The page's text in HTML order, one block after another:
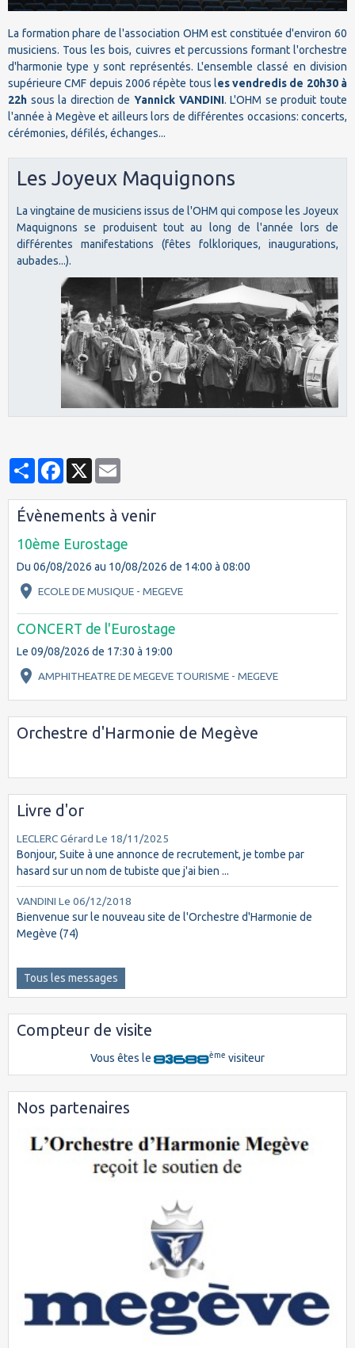
La formation phare de l'association OHM est constituée d'environ 60
musiciens. Tous les bois, cuivres et percussions formant l'orchestre
d'harmonie type y sont représentés. L'ensemble classé en division
supérieure CMF depuis 2006 répète tous les vendredis de 20h30 à
22h sous la direction de Yannick VANDINI. L'OHM se produit toute
l'année à Megève et ailleurs lors de différentes occasions: concerts,
cérémonies, défilés, échanges...
Les Joyeux Maquignons
La vingtaine de musiciens issus de l'OHM qui compose les Joyeux
Maquignons se produisent tout au long de l'année lors de
différentes manifestations (fêtes folkloriques, inaugurations,
aubades...).
PartagerFacebook
X
Évènements à venir
10ème Eurostage
Du 06/08/2026 au 10/08/2026 de 14:00 à 08:00
ECOLE DE MUSIQUE - MEGEVE
CONCERT de l'Eurostage
Le 09/08/2026 de 17:30 à 19:00
AMPHITHEATRE DE MEGEVE TOURISME - MEGEVE
Orchestre d'Harmonie de Megève
Livre d'or
LECLERC Gérard Le 18/11/2025
Bonjour, Suite à une annonce de recrutement, je tombe par
hasard sur un nom de tubiste que j'ai bien ...
VANDINI Le 06/12/2018
Bienvenue sur le nouveau site de l'Orchestre d'Harmonie de
Megève (74)
Tous les messages
Compteur de visite
Vous êtes le ème visiteur
Nos partenaires